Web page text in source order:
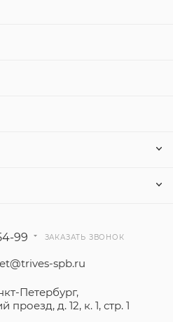
99 ЗАКАЗАТЬ ЗВОНОК
spb.ru
Петербург,
проезд, д. 12, к. 1, стр. 1